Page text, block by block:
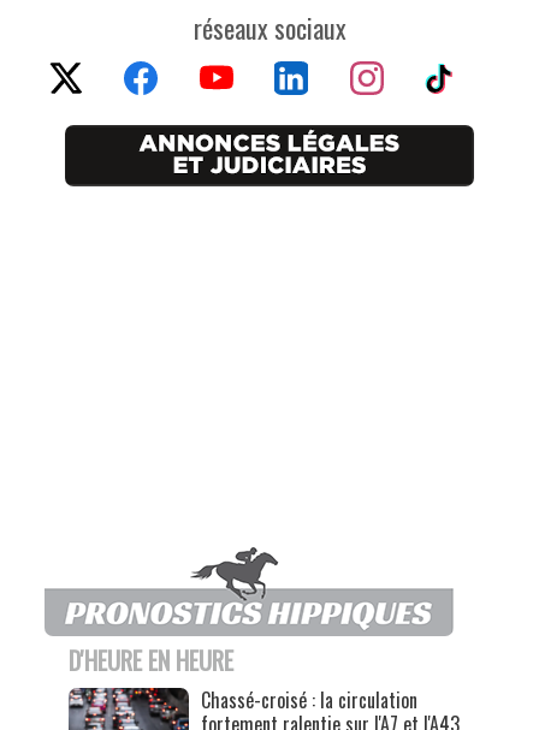
réseaux sociaux
D'HEURE EN HEURE
Chassé-croisé : la circulation
fortement ralentie sur l'A7 et l'A43